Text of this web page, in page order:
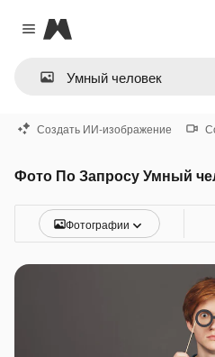
Close menu
Magnific
Создать ИИ-изображение
Фото По Запросу Умный
Фотографии